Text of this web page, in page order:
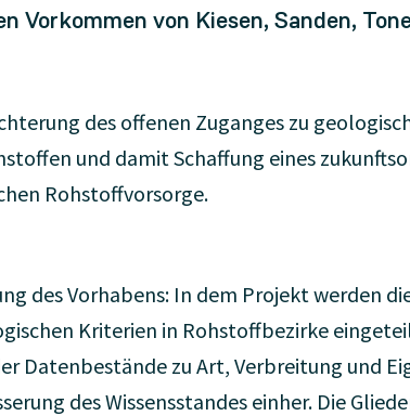
Vorkommen von Kiesen, Sanden,
des offenen Zuganges zu
und damit Schaffung eines
Rohstoffvorsorge.
des Vorhabens: In dem Projekt werden
Kriterien in Rohstoffbezirke
Datenbestände zu Art, Verbreitung und
des Wissensstandes einher. Die